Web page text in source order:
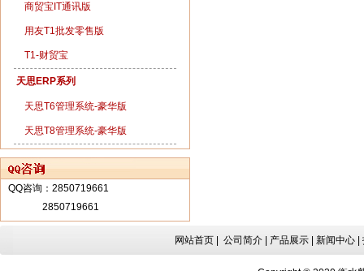
商贸宝IT通讯版
用友T1批发零售版
T1-财贸宝
天思ERP系列
天思T6管理系统-豪华版
天思T8管理系统-豪华版
QQ咨询： 2850719661
2850719661
网站首页 | 公司简介 产品展示 新闻中心